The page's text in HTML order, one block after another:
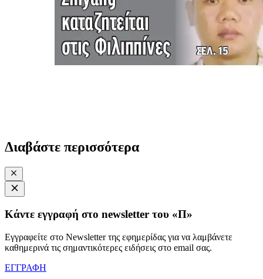
Διαβάστε περισσότερα
Κάντε εγγραφή στο newsletter του «Π»
Εγγραφείτε στο Newsletter της εφημερίδας για να λαμβάνετε
καθημερινά τις σημαντικότερες ειδήσεις στο email σας.
ΕΓΓΡΑΦΗ